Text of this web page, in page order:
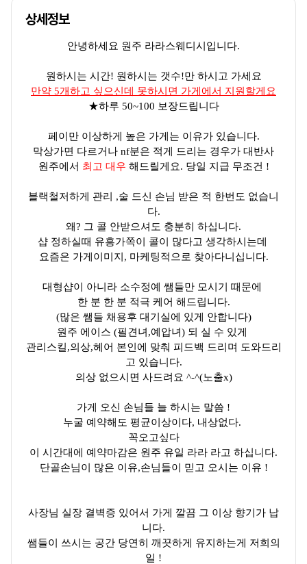
상세정보
안녕하세요 원주 라라스웨디시 입니다.
원하시는 시간! 원하시는 갯수!만 하시고 가세요
만약 5개하고 싶으신데 못하시면 가게에서 지원할게요
★하루 50~100 보장드립니다
페이만 이상하게 높은 가게는 이유가 있습니다.
막상가면 다르거나 nf분은 적게 드리는 경우가 대반사
원주에서 최고 대우 해드릴게요. 당일 지급 무조건 !
블랙철저하게 관리 ,술 드신 손님 받은 적 한번도 없습니
다.
왜? 그 콜 안받으셔도 충분히 하십니다.
샵 정하실때 유흥가쪽이 콜이 많다고 생각하시는데
요즘은 가게이미지, 마케팅적으로 찾아다니십니다.
대형샵이 아니라 소수정예 쌤들만 모시기 때문에
한 분 한 분 적극 케어 해드립니다.
(많은 쌤들 채용후 대기실에 있게 안합니다)
원주 에이스 (필견녀,예압녀) 되 실 수 있게
관리스킬,의상,헤어 본인에 맞춰 피드백 드리며 도와드리
고 있습니다.
의상 없으시면 사드려요 ^-^(노출x)
가게 오신 손님들 늘 하시는 말씀 !
누굴 예약해도 평균이상이다, 내상없다.
꼭오고싶다
이 시간대에 예약마감은 원주 유일 라라 라고 하십니다.
단골손님이 많은 이유,손님들이 믿고 오시는 이유 !
사장님 실장 결벽증 있어서 가게 깔끔 그 이상 향기가 납
니다.
쌤들이 쓰시는 공간 당연히 깨끗하게 유지하는게 저희의
일 !